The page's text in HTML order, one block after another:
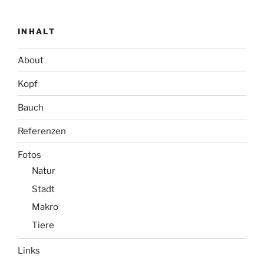
INHALT
About
Kopf
Bauch
Referenzen
Fotos
Natur
Stadt
Makro
Tiere
Links